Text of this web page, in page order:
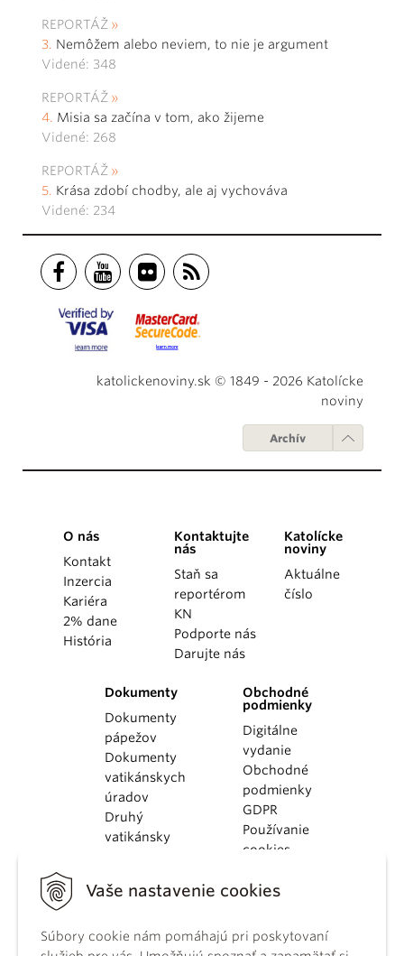
Vaše nastavenie cookies
Súbory cookie nám pomáhajú pri poskytovaní
REPORTÁŽ
Nemôžem alebo neviem, to nie je argument
Videné: 348
REPORTÁŽ
Misia sa začína v tom, ako žijeme
Videné: 268
REPORTÁŽ
Krása zdobí chodby, ale aj vychováva
Videné: 234
katolickenoviny.sk © 1849 - 2026 Katolícke
noviny
Archív
O nás
Kontakt
Inzercia
Kariéra
2% dane
História
Kontaktujte
nás
Staň sa
reportérom
KN
Podporte nás
Darujte nás
Katolícke
noviny
Aktuálne
číslo
Dokumenty
Dokumenty
pápežov
Dokumenty
vatikánskych
úradov
Druhý
vatikánsky
KBS
kánonického
Obchodné
podmienky
Digitálne
vydanie
Obchodné
podmienky
GDPR
Používanie
cookies